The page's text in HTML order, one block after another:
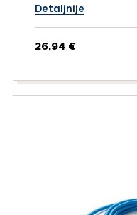
Detaljnije
26,94 €